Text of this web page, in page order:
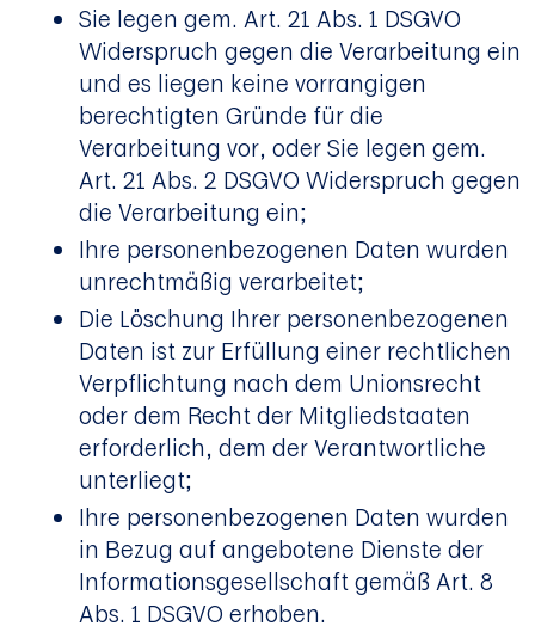
Sie legen gem. Art. 21 Abs. 1 DSGVO
Widerspruch gegen die Verarbeitung ein
und es liegen keine vorrangigen
berechtigten Gründe für die
Verarbeitung vor, oder Sie legen gem.
Art. 21 Abs. 2 DSGVO Widerspruch gegen
die Verarbeitung ein;
Ihre personenbezogenen Daten wurden
unrechtmäßig verarbeitet;
Die Löschung Ihrer personenbezogenen
Daten ist zur Erfüllung einer rechtlichen
Verpflichtung nach dem Unionsrecht
oder dem Recht der Mitgliedstaaten
erforderlich, dem der Verantwortliche
unterliegt;
Ihre personenbezogenen Daten wurden
in Bezug auf angebotene Dienste der
Informationsgesellschaft gemäß Art. 8
Abs. 1 DSGVO erhoben.